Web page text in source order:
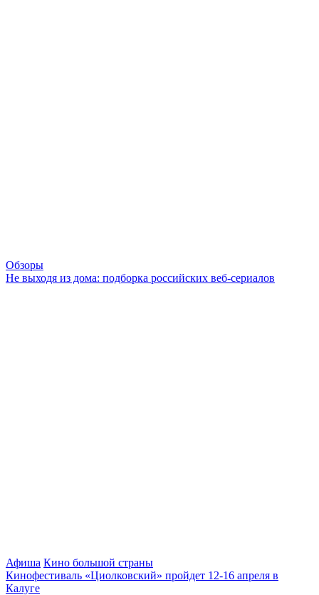
Обзоры
Не выходя из дома: подборка российских веб-сериалов
Афиша Кино большой страны
Кинофестиваль «Циолковский» пройдет 12-16 апреля в
Калуге